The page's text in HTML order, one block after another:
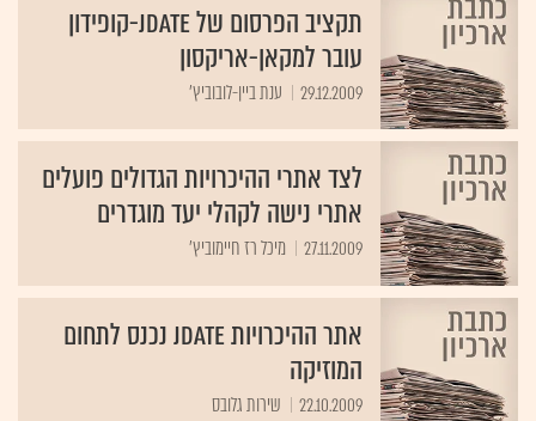
תקציב הפרסום של JDATE-קופידון
עובר למקאן-אריקסון
29.12.2009 ענת ביין-לובוביץ'
לצד אתרי ההיכרויות הגדולים פועלים
אתרי נישה לקהלי יעד מוגדרים
27.11.2009 מיכל רז חיימוביץ'
אתר ההיכרויות JDATE נכנס לתחום
המוזיקה
22.10.2009 שירות גלובס